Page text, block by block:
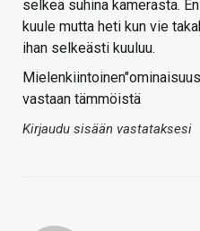
selkeä suhina kamerasta.
kuule mutta heti kun vie
ihan selkeästi kuuluu.
vastaan tämmöistä
Kirjaudu sisään vastataksesi